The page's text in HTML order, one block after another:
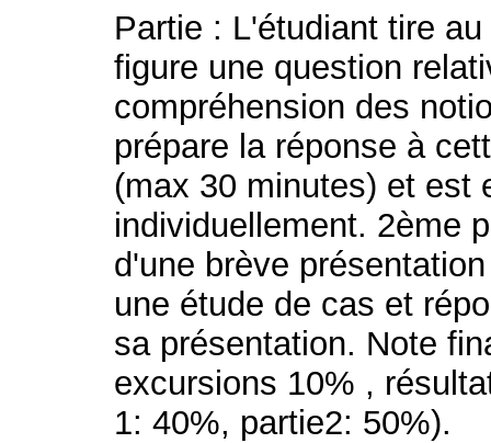
Partie : L'étudiant tire
figure une question
compréhension des
prépare la réponse à
(max 30 minutes) et est
individuellement. 2ème
d'une brève
une étude de cas et
sa présentation. Note
excursions 10% ,
1: 40%, partie2: 50%).